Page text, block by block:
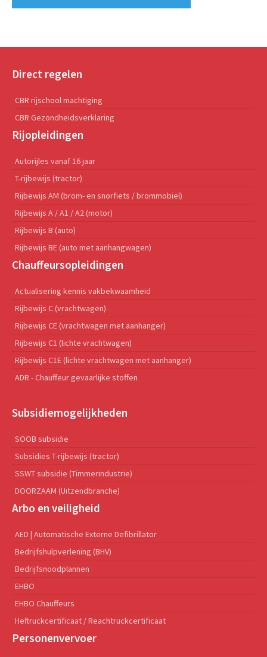
Direct regelen
CBR rijschool machtiging
CBR Gezondheidsverklaring
Rijopleidingen
Autorijles vanaf 16 jaar
T-rijbewijs (tractor)
Rijbewijs AM (brom- en snorfiets / brommobiel)
Rijbewijs A / A1 / A2 (motor)
Rijbewijs B (auto)
Rijbewijs BE (auto met aanhangwagen)
Chauffeursopleidingen
Actualisering kennis vakbekwaamheid
Rijbewijs C (vrachtwagen)
Rijbewijs CE (vrachtwagen met aanhanger)
Rijbewijs C1 (lichte vrachtwagen)
Rijbewijs C1E (lichte vrachtwagen met aanhanger)
ADR - Chauffeur gevaarlijke stoffen
Subsidiemogelijkheden
SOOB subsidie
Subsidies T-rijbewijs (tractor)
SSWT subsidie (Timmerindustrie)
DOORZAAM (Uitzendbranche)
Arbo en veiligheid
AED | Automatische Externe Defibrillator
Bedrijfshulpverlening (BHV)
Bedrijfsnoodplannen
EHBO
EHBO Chauffeurs
Heftruckcertificaat / Reachtruckcertificaat
Personenvervoer